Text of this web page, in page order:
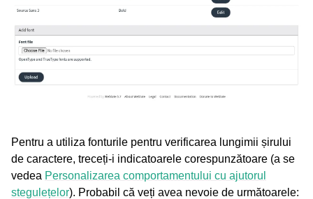
Pentru a utiliza fonturile pentru verificarea lungimii șirului
de caractere, treceți-i indicatoarele corespunzătoare (a se
vedea Personalizarea comportamentului cu ajutorul
stegulețelor). Probabil că veți avea nevoie de următoarele: